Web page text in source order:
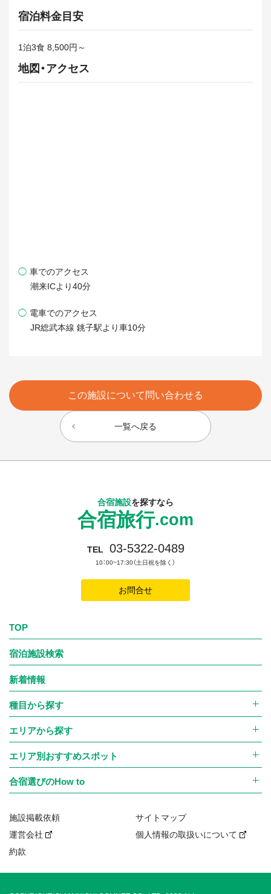
宿泊料金目安
1泊3食 8,500円～
地図・アクセス
◯ 車でのアクセス
潮来ICより40分
◯ 電車でのアクセス
JR総武本線 銚子駅より車10分
一覧へ戻る
この施設について問い合わせる
合宿施設を探すなら
合宿旅行.com
TEL 03-5322-0489
10：00~17:30（土日祝を除く）
お問合せ
TOP
宿泊施設検索
新着情報
種目から探す
エリアから探す
エリア別おすすめスポット
合宿選びのHow to
施設掲載依頼
サイトマップ
運営会社
個人情報の取扱いについて
約款